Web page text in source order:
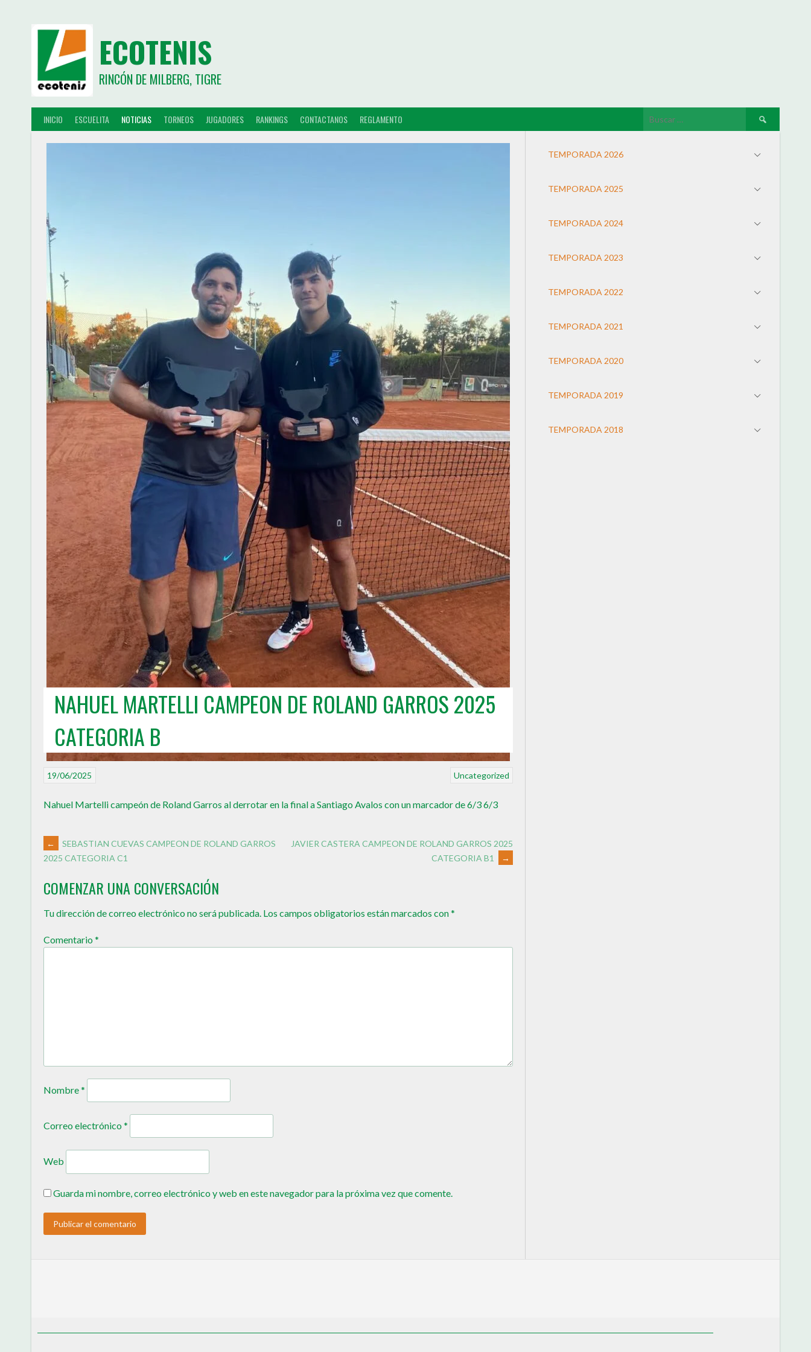
ECOTENIS
RINCÓN DE MILBERG, TIGRE
INICIO ESCUELITA NOTICIAS TORNEOS JUGADORES RANKINGS CONTACTANOS REGLAMENTO
NAHUEL MARTELLI CAMPEON DE ROLAND GARROS 2025
CATEGORIA B
Uncategorized
19/06/2025
Nahuel Martelli campeón de Roland Garros al derrotar en la final a Santiago Avalos con un marcador de 6/3 6/3
←
SEBASTIAN CUEVAS CAMPEON DE ROLAND GARROS
2025 CATEGORIA C1
JAVIER CASTERA CAMPEON DE ROLAND GARROS 2025
CATEGORIA B1
→
COMENZAR UNA CONVERSACIÓN
Tu dirección de correo electrónico no será publicada. Los campos obligatorios están marcados con*
Comentario*
Nombre*
Correo electrónico*
Web
Guarda mi nombre, correo electrónico y web en este navegador para la próxima vez que comente.
TEMPORADA 2026
TEMPORADA 2025
TEMPORADA 2024
TEMPORADA 2023
TEMPORADA 2022
TEMPORADA 2021
TEMPORADA 2020
TEMPORADA 2019
TEMPORADA 2018